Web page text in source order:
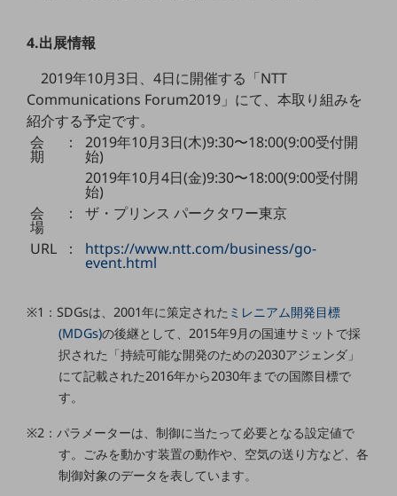
ドコモケータイ
5G対応ホームルーター
通信モジュール製品
衛星携帯電話
IOT完了済みメーカーブランド製品
料金TOP
ドコモBiz データ無制限 ドコモ MAX ドコモ mini ドコモBiz かけ放題
5Gデータプラス
データプラス
IoT向け回線料金
モバイルサービス
端末の一元管理
セキュリティ
4.出展情報
2019年10月3日、4日に開催する「NTT
Communications Forum2019」にて、本取り組みを
紹介する予定です。
会
期
： 2019年10月3日(木)9:30〜18:00(9:00受付開
始)
2019年10月4日(金)9:30〜18:00(9:00受付開
始)
会
場
：
ザ・プリンス パークタワー東京
URL
： https://www.ntt.com/business/go-
event.html
※1：SDGsは、2001年に策定された ミレニアム開発目標
(MDGs)の後継として、2015年9月の国連サミットで採
択された「持続可能な開発のための2030アジェンダ」
にて記載された2016年から2030年までの国際目標で
す。
※2：パラメーターは、制御に当たって必要となる設定値で
す。ごみを動かす装置の動作や、空気の送り方など、各
制御対象のデータを表しています。